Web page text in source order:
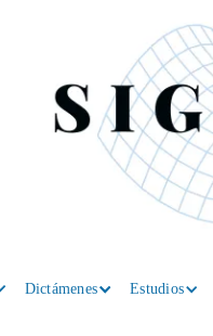
Dictámenes Estudios